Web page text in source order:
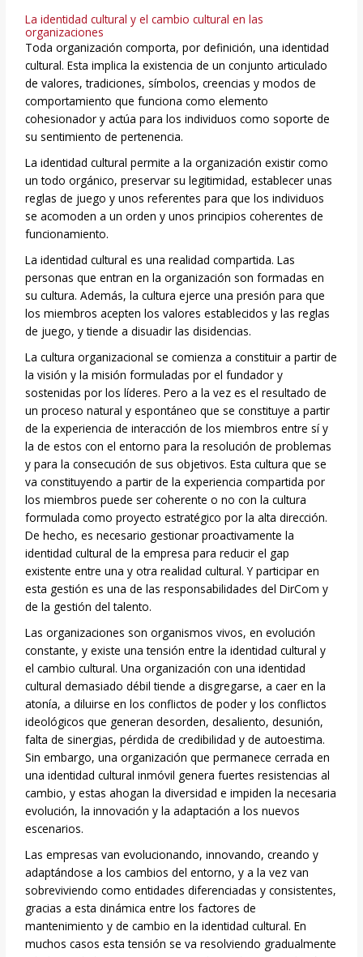
La identidad cultural y el cambio cultural en las
organizaciones
Toda organización comporta, por definición, una identidad
cultural. Esta implica la existencia de un conjunto articulado
de valores, tradiciones, símbolos, creencias y modos de
comportamiento que funciona como elemento
cohesionador y actúa para los individuos como soporte de
su sentimiento de pertenencia.
La identidad cultural permite a la organización existir como
un todo orgánico, preservar su legitimidad, establecer unas
reglas de juego y unos referentes para que los individuos
se acomoden a un orden y unos principios coherentes de
funcionamiento.
La identidad cultural es una realidad compartida. Las
personas que entran en la organización son formadas en
su cultura. Además, la cultura ejerce una presión para que
los miembros acepten los valores establecidos y las reglas
de juego, y tiende a disuadir las disidencias.
La cultura organizacional se comienza a constituir a partir de
la visión y la misión formuladas por el fundador y
sostenidas por los líderes. Pero a la vez es el resultado de
un proceso natural y espontáneo que se constituye a partir
de la experiencia de interacción de los miembros entre sí y
la de estos con el entorno para la resolución de problemas
y para la consecución de sus objetivos. Esta cultura que se
va constituyendo a partir de la experiencia compartida por
los miembros puede ser coherente o no con la cultura
formulada como proyecto estratégico por la alta dirección.
De hecho, es necesario gestionar proactivamente la
identidad cultural de la empresa para reducir el gap
existente entre una y otra realidad cultural. Y participar en
esta gestión es una de las responsabilidades del DirCom y
de la gestión del talento.
Las organizaciones son organismos vivos, en evolución
constante, y existe una tensión entre la identidad cultural y
el cambio cultural. Una organización con una identidad
cultural demasiado débil tiende a disgregarse, a caer en la
atonía, a diluirse en los conflictos de poder y los conflictos
ideológicos que generan desorden, desaliento, desunión,
falta de sinergias, pérdida de credibilidad y de autoestima.
Sin embargo, una organización que permanece cerrada en
una identidad cultural inmóvil genera fuertes resistencias al
cambio, y estas ahogan la diversidad e impiden la necesaria
evolución, la innovación y la adaptación a los nuevos
escenarios.
Las empresas van evolucionando, innovando, creando y
adaptándose a los cambios del entorno, y a la vez van
sobreviviendo como entidades diferenciadas y consistentes,
gracias a esta dinámica entre los factores de
mantenimiento y de cambio en la identidad cultural. En
muchos casos esta tensión se va resolviendo gradualmente